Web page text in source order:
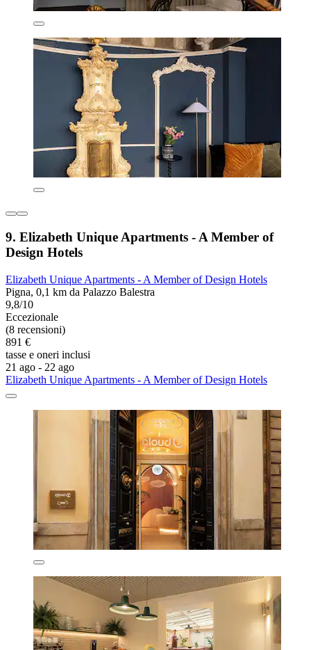
9. Elizabeth Unique Apartments - A Member of
Design Hotels
Elizabeth Unique Apartments - A Member of Design Hotels
Pigna, 0,1 km da Palazzo Balestra
9,8/10
Eccezionale
(8 recensioni)
891 €
tasse e oneri inclusi
21 ago - 22 ago
Elizabeth Unique Apartments - A Member of Design Hotels